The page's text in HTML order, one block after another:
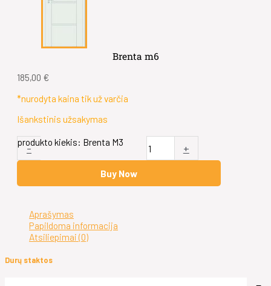
Brenta m6
185,00 €
*nurodyta kaina tik už varčia
Išankstinis užsakymas
-
produkto kiekis: Brenta M3 +
Buy Now
Aprašymas
Papildoma informacija
Atsiliepimai (0)
Durų staktos